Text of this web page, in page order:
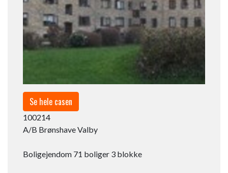
Se hele casen
100214​
A/B Brønshave Valby
Boligejendom 71 boliger 3 blokke